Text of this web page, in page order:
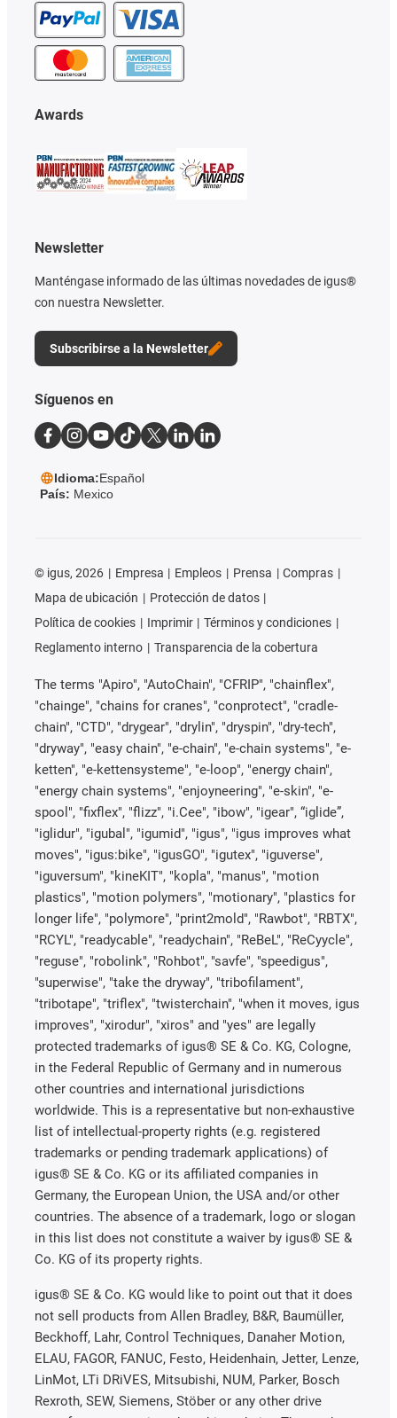
Awards
Newsletter
Manténgase informado de las últimas novedades de igus®
con nuestra Newsletter.
Subscribirse a la Newsletter
Síguenos en
Idioma:Español
País: Mexico
© igus, 2026 Empresa Empleos Prensa
Compras
Mapa de ubicación
Protección de datos
Política de cookies
Imprimir
Términos y condiciones
Reglamento interno
Transparencia de la cobertura
The terms "Apiro", "AutoChain", "CFRIP", "chainflex",
"chainge", "chains for cranes", "conprotect", "cradle-
chain", "CTD", "drygear", "drylin", "dryspin", "dry-tech",
"dryway", "easy chain", "e-chain", "e-chain systems", "e-
ketten", "e-kettensysteme", "e-loop", "energy chain",
"energy chain systems", "enjoyneering", "e-skin", "e-
spool", "fixflex", "flizz", "i.Cee", "ibow", "igear", “iglide”,
"iglidur", "igubal", "igumid", "igus", "igus improves what
moves", "igus:bike", "igusGO", "igutex", "iguverse",
"iguversum", "kineKIT", "kopla", "manus", "motion
plastics", "motion polymers", "motionary", "plastics for
longer life", "polymore", "print2mold", "Rawbot", "RBTX",
"RCYL", "readycable", "readychain", "ReBeL", "ReCyycle",
"reguse", "robolink", "Rohbot", "savfe", "speedigus",
"superwise", "take the dryway", "tribofilament",
"tribotape", "triflex", "twisterchain", "when it moves, igus
improves", "xirodur", "xiros" and "yes" are legally
protected trademarks of igus® SE & Co. KG, Cologne,
in the Federal Republic of Germany and in numerous
other countries and international jurisdictions
worldwide. This is a representative but non-exhaustive
list of intellectual-property rights (e.g. registered
trademarks or pending trademark applications) of
igus® SE & Co. KG or its affiliated companies in
Germany, the European Union, the USA and/or other
countries. The absence of a trademark, logo or slogan
in this list does not constitute a waiver by igus® SE &
Co. KG of its property rights.
igus® SE & Co. KG would like to point out that it does
not sell products from Allen Bradley, B&R, Baumüller,
Beckhoff, Lahr, Control Techniques, Danaher Motion,
ELAU, FAGOR, FANUC, Festo, Heidenhain, Jetter, Lenze,
LinMot, LTi DRiVES, Mitsubishi, NUM, Parker, Bosch
Rexroth, SEW, Siemens, Stöber or any other drive